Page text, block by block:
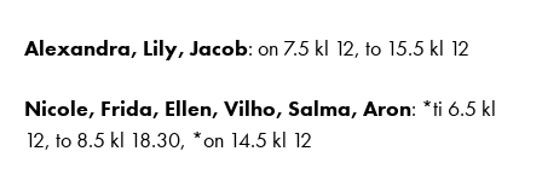
Alexandra, Lily, Jacob: on 7.5 kl 12, to 15.5 kl 12
Nicole, Frida, Ellen, Vilho, Salma, Aron: *ti 6.5 kl
12, to 8.5 kl 18.30, *on 14.5 kl 12